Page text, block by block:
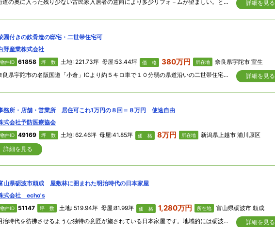
街道の奥に入った残り少ない古民家入居者の意向により多少リフォ－ムが望ましい。とてもユニ－クな部屋割りなので仲間などで野外活動に格好の物件です
詳細を見る
園付きの鉄骨造の邸宅・二世帯住宅可
野産業株式会社
物件ID 61858 坪 数 土地: 221.73坪 母屋:53.44坪 価 格 380万円 所在地
奈良県宇陀市 室生
奈良県宇陀市の名阪国道「小倉」ICより約５キロ車で１０分弱の県道沿いの二世帯住宅も可能な鉄骨造の邸宅の販売を開始します。 土地は菜園を含め２２１坪、建物は昭和４９年築の居宅と昭和５９年築の事務所兼居宅の建物2棟が建っています。
詳細を見る
務所・店舗・営業所 居住可これ1万円の８回＝８万円 使途自由
式会社予防医療協会
物件ID 49169 坪 数 土地: 62.46坪 母屋:41.85坪 価 格 8万円 所在地
新潟県上越市 浦川原区
詳細を見る
山県砺波市頼成 屋敷林に囲まれた明治時代の日本家屋
式会社 echo's
物件ID 51147 坪 数 土地: 519.94坪 母屋:81.99坪 価 格 1,280万円 所在地
富山県砺波市 頼成
明治時代を彷彿させるような独特の意匠が施されている日本家屋です。地域的には砺波地区特有の田園風景地域に家が点在するエリアです。砺波市の中心を南北に流れる庄川の右岸に広がる般若地区の一部です。
詳細を見る